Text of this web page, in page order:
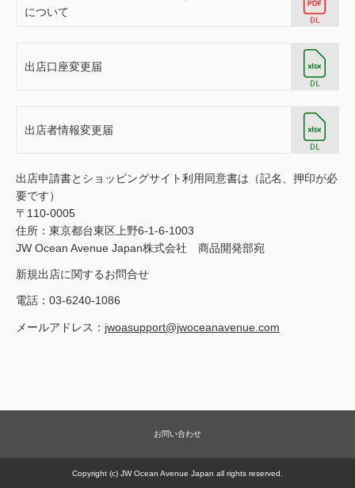
について
出店口座変更届
出店者情報変更届
出店申請書とショッピングサイト利用同意書は（記名、押印が必
要です）
〒110-0005
住所：東京都台東区上野6-1-6-1003
JW Ocean Avenue Japan株式会社 商品開発部宛
新規出店に関するお問合せ
電話：03-6240-1086
メールアドレス： jwoasupport@jwoceanavenue.com
お問い合わせ
Copyright (c) JW Ocean Avenue Japan all rights reserved.